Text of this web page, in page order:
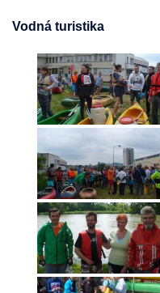
Vodná turistika